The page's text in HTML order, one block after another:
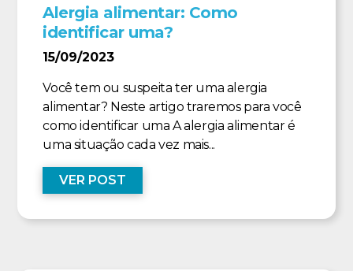
Alergia alimentar: Como
identificar uma?
15/09/2023
Você tem ou suspeita ter uma alergia
alimentar? Neste artigo traremos para você
como identificar uma A alergia alimentar é
uma situação cada vez mais...
VER POST